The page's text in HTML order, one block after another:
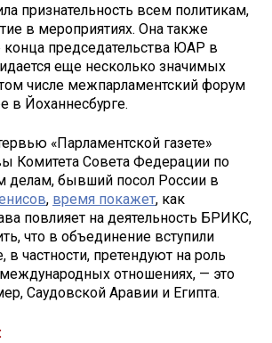
признательность всем политикам,
в мероприятиях. Она также
конца председательства ЮАР в
еще несколько значимых
числе межпарламентский форум
в Йоханнесбурге.
«Парламентской газете»
Комитета Совета Федерации по
бывший посол России в
, время покажет, как
повлияет на деятельность БРИКС,
что в объединение вступили
в частности, претендуют на роль
отношениях, — это
Саудовской Аравии и Египта.